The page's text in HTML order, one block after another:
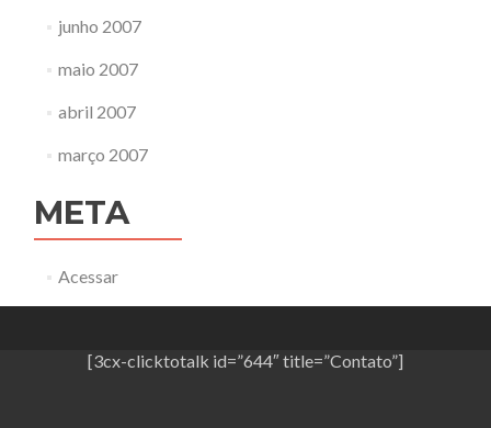
junho 2007
maio 2007
abril 2007
março 2007
META
Acessar
[3cx-clicktotalk id=”644″ title=”Contato”]